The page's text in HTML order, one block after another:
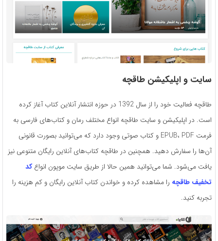
سایت و اپلیکیشن طاقچه
طاقچه فعالیت خود را از سال 1392 در حوزه انتشار آنلاین کتاب آغاز کرده
است. در اپلیکیشن و سایت طاقچه انواع مختلف رمان و کتاب‌های فارسی به
فرمت EPUB، PDF و کتاب صوتی وجود دارد که می‌توانید بصورت قانونی
آن‌ها را سفارش دهید. همچنین در طاقچه کتاب‌های آنلاین رایگان متنوعی نیز
یافت می‌شود. شما می‌توانید همین حالا از طریق سایت موپون انواعکد
تخفیف طاقچه را مشاهده کرده و خواندن کتاب آنلاین رایگان و کم هزینه را
تجربه کنید.